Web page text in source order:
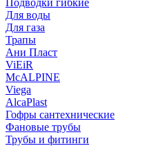
Подводки гибкие
Для воды
Для газа
Трапы
Ани Пласт
ViEiR
McALPINE
Viega
AlcaPlast
Гофры сантехнические
Фановые трубы
Трубы и фитинги